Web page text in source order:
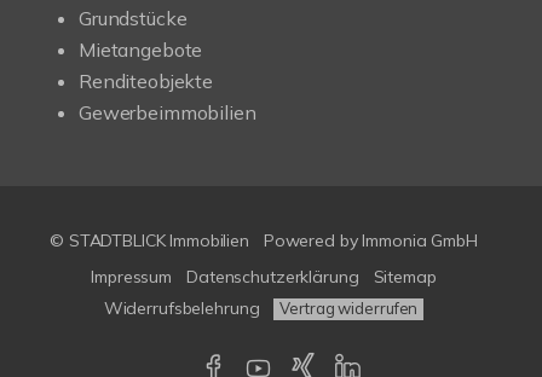
Grundstücke
Mietangebote
Renditeobjekte
Gewerbeimmobilien
© STADTBLICK Immobilien Powered by Immonia GmbH
Impressum
Datenschutzerklärung
Sitemap
Widerrufsbelehrung
Vertrag widerrufen